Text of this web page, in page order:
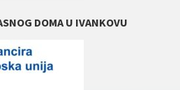
DOMA U IVANKOVU